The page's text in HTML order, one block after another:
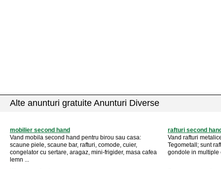
Alte anunturi gratuite Anunturi Diverse
mobilier second hand
Vand mobila second hand pentru birou sau casa:
scaune piele, scaune bar, rafturi, comode, cuier,
congelator cu sertare, aragaz, mini-frigider, masa cafea
lemn ...
rafturi second
Vand rafturi
Tegometall; sunt
gondole in multiple